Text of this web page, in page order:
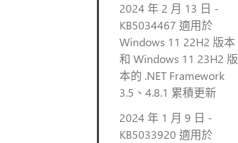
2024 年 2 月 13 日 -
KB5034467 適用於
Windows 11 22H2 版本
和 Windows 11 23H2 版
本的 .NET Framework
3.5、4.8.1 累積更新
2024 年 1 月 9 日 -
KB5033920 適用於